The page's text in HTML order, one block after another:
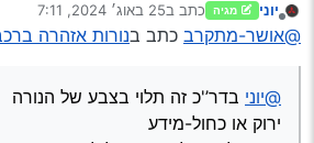
כתום-להגיע למוסך אבל לא
אדום-אי אפשר לנסוע ככה
יוני מגיה כתב ב25 באוג׳ 2024, 7:11
נערך לאחרונה על ידי
@אושר-מתקרב כתב בנורות אזהרה
@יוני בדר’'כ זה תלוי בצבע של הנורה
ירוק או כחול-מידע